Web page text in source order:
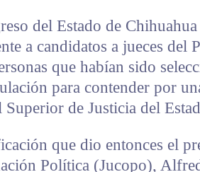
del Estado de
a candidatos a jueces del
que habían sido
para contender por
de Justicia del
que dio entonces el
Política (Jucopo),